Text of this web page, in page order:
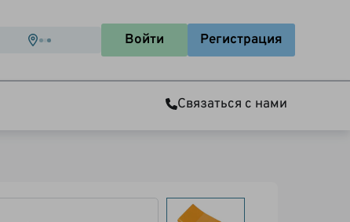
Войти Регистрация
Связаться с нами